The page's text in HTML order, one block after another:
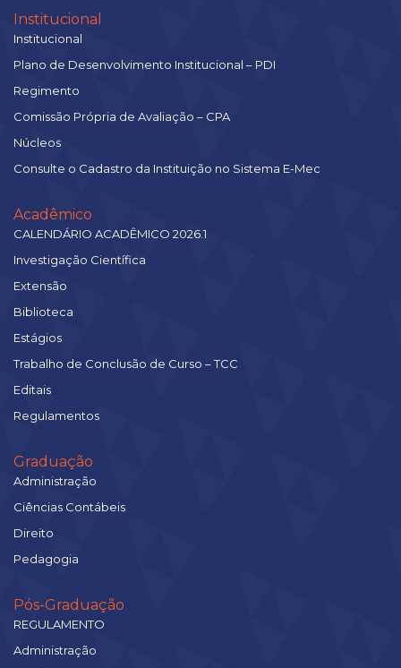
Institucional
Institucional
Plano de Desenvolvimento Institucional – PDI
Regimento
Comissão Própria de Avaliação – CPA
Núcleos
Consulte o Cadastro da Instituição no Sistema E-Mec
Acadêmico
CALENDÁRIO ACADÊMICO 2026.1
Investigação Científica
Extensão
Biblioteca
Estágios
Trabalho de Conclusão de Curso – TCC
Editais
Regulamentos
Graduação
Administração
Ciências Contábeis
Direito
Pedagogia
Pós-Graduação
REGULAMENTO
Administração